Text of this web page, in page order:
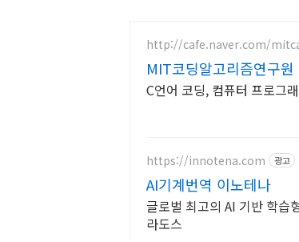
http://cafe.naver.com/
MIT코딩알고리즘연구원
C언어 코딩, 컴퓨터 프로그
https://innotena.com 광고
AI기계번역 이노테나
글로벌 최고의 AI 기반 학습
라도스